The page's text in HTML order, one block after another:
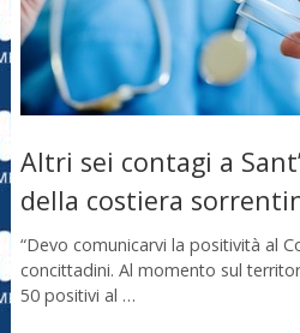
Altri sei contagi a
della costiera
“Devo comunicarvi la positività al
concittadini. Al momento sul
50 positivi al …